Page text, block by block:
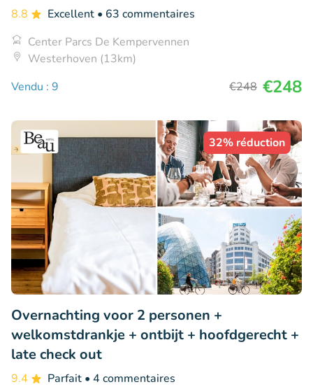
8.8 Excellent • 63 commentaires
Center Parcs De Kempervennen
Westerhoven (13km)
Vendu : 9
€248 €248
32% réduction
Overnachting voor 2 personen +
welkomstdrankje + ontbijt + hoofdgerecht +
late check out
9.4 Parfait • 4 commentaires